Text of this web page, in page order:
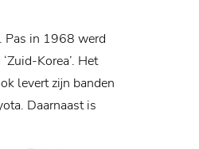
Pas in 1968 werd
Korea’. Het
levert zijn banden
Daarnaast is